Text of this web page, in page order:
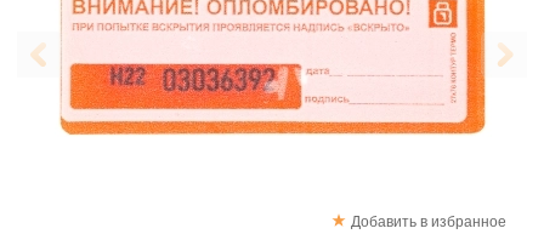
Добавить в избранное